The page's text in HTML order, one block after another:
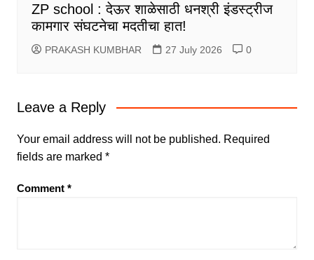
ZP school : देऊर शाळेसाठी धनश्री इंडस्ट्रीज
कामगार संघटनेचा मदतीचा हात!
PRAKASH KUMBHAR 27 July 2026 0
Leave a Reply
Your email address will not be published. Required
fields are marked *
Comment *